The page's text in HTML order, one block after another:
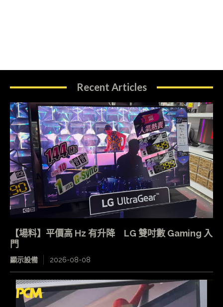
Recent Articles
【場料】平價高 Hz 有升降 LG 雙吋數 Gaming 入
門
顯示設備 2026-08-08